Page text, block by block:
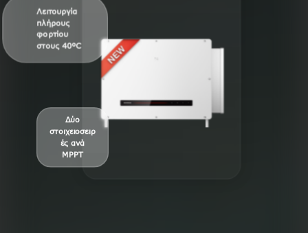
Λειτουργία
πλήρους
φορτίου
στους 40ºC
Δύο
στοιχειοσειρ
ές ανά
MPPT